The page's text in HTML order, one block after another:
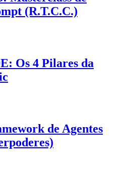
(R.T.C.C.)
Os 4 Pilares da
de Agentes